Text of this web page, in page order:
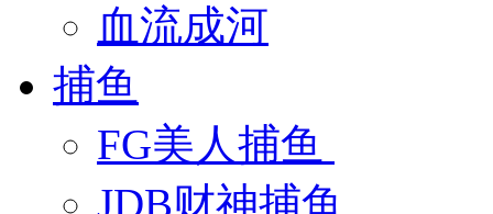
血流成河
捕鱼
FG美人捕鱼
JDB财神捕鱼